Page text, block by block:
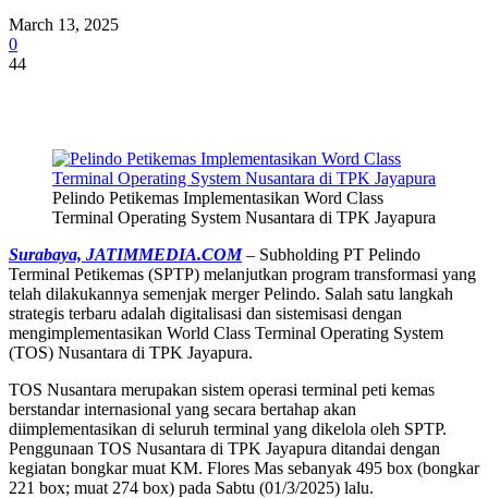
March 13, 2025
0
44
Pelindo Petikemas Implementasikan Word Class
Terminal Operating System Nusantara di TPK Jayapura
Surabaya, JATIMMEDIA.COM– Subholding PT Pelindo
Terminal Petikemas (SPTP) melanjutkan program transformasi yang
telah dilakukannya semenjak merger Pelindo. Salah satu langkah
strategis terbaru adalah digitalisasi dan sistemisasi dengan
mengimplementasikan World Class Terminal Operating System
(TOS) Nusantara di TPK Jayapura.
TOS Nusantara merupakan sistem operasi terminal peti kemas
berstandar internasional yang secara bertahap akan
diimplementasikan di seluruh terminal yang dikelola oleh SPTP.
Penggunaan TOS Nusantara di TPK Jayapura ditandai dengan
kegiatan bongkar muat KM. Flores Mas sebanyak 495 box (bongkar
221 box; muat 274 box) pada Sabtu (01/3/2025) lalu.